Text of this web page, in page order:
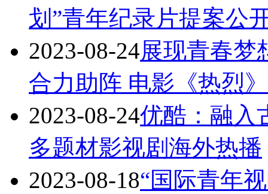
划”青年纪录片提案公
2023-08-24展现青春梦
合力助阵 电影《热烈
2023-08-24优酷：融入
多题材影视剧海外热播
2023-08-18“国际青年